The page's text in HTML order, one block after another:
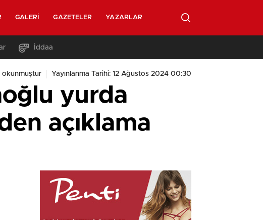
GALERI GAZETELER YAZARLAR
İddaa
okunmuştur Yayınlanma Tarihi: 12 Ağustos 2024 00:30
yurda
açıklama